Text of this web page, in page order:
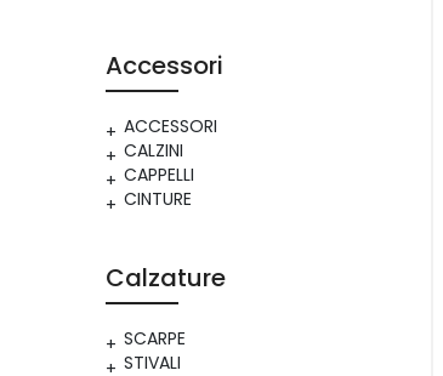
Accessori
ACCESSORI
CALZINI
CAPPELLI
CINTURE
Calzature
SCARPE
STIVALI